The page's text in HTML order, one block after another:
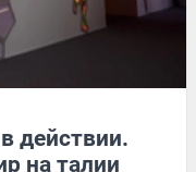
действии.
на талии